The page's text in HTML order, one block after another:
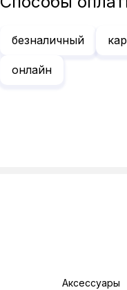
безналичный
онлайн
Аксессуары